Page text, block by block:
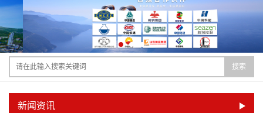
搜索
新闻资讯